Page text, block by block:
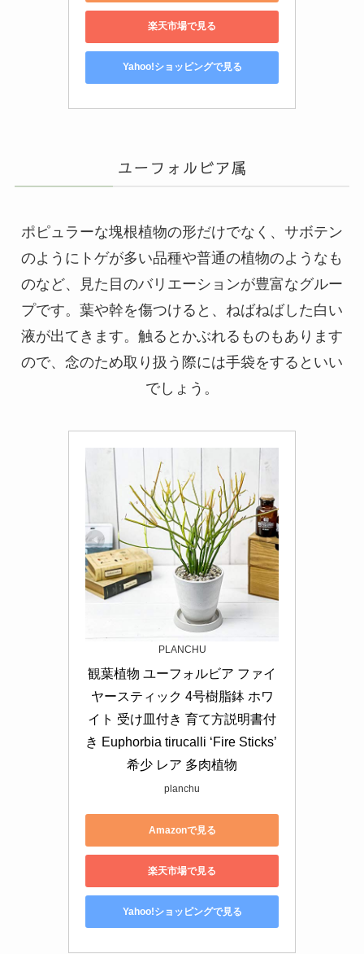
楽天市場で見る
Yahoo!ショッピングで見る
ユーフォルビア属
ポピュラーな塊根植物の形だけでなく、サボテン
のようにトゲが多い品種や普通の植物のようなも
のなど、見た目のバリエーションが豊富なグルー
プです。葉や幹を傷つけると、ねばねばした白い
液が出てきます。触るとかぶれるものもあります
ので、念のため取り扱う際には手袋をするといい
でしょう。
PLANCHU
観葉植物 ユーフォルビア ファイ
ヤースティック 4号樹脂鉢 ホワ
イト 受け皿付き 育て方説明書付
き Euphorbia tirucalli ‘Fire Sticks’
希少 レア 多肉植物
planchu
Amazonで見る
楽天市場で見る
Yahoo!ショッピングで見る